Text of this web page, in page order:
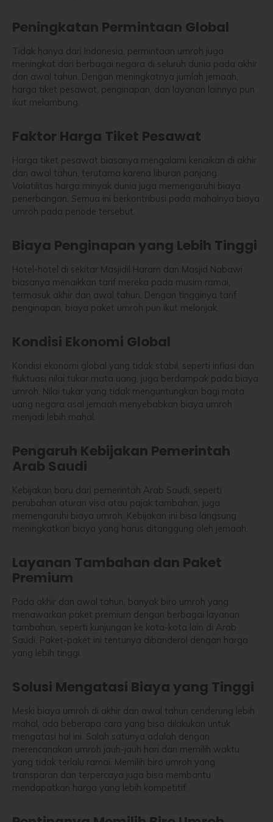
Peningkatan Permintaan Global
Tidak hanya dari Indonesia, permintaan umroh juga
meningkat dari berbagai negara di seluruh dunia pada akhir
dan awal tahun. Dengan meningkatnya jumlah jemaah,
harga tiket pesawat, penginapan, dan layanan lainnya pun
ikut melambung.
Faktor Harga Tiket Pesawat
Harga tiket pesawat biasanya mengalami kenaikan di akhir
dan awal tahun, terutama karena liburan panjang.
Volatilitas harga minyak dunia juga memengaruhi biaya
penerbangan. Semua ini berkontribusi pada mahalnya biaya
umroh pada periode tersebut.
Biaya Penginapan yang Lebih Tinggi
Hotel-hotel di sekitar Masjidil Haram dan Masjid Nabawi
biasanya menaikkan tarif mereka pada musim ramai,
termasuk akhir dan awal tahun. Dengan tingginya tarif
penginapan, biaya paket umroh pun ikut melonjak.
Kondisi Ekonomi Global
Kondisi ekonomi global yang tidak stabil, seperti inflasi dan
fluktuasi nilai tukar mata uang, juga berdampak pada biaya
umroh. Nilai tukar yang tidak menguntungkan bagi mata
uang negara asal jemaah menyebabkan biaya umroh
menjadi lebih mahal.
Pengaruh Kebijakan Pemerintah
Arab Saudi
Kebijakan baru dari pemerintah Arab Saudi, seperti
perubahan aturan visa atau pajak tambahan, juga
memengaruhi biaya umroh. Kebijakan ini bisa langsung
meningkatkan biaya yang harus ditanggung oleh jemaah.
Layanan Tambahan dan Paket
Premium
Pada akhir dan awal tahun, banyak biro umroh yang
menawarkan paket premium dengan berbagai layanan
tambahan, seperti kunjungan ke kota-kota lain di Arab
Saudi. Paket-paket ini tentunya dibanderol dengan harga
yang lebih tinggi.
Solusi Mengatasi Biaya yang Tinggi
Meski biaya umroh di akhir dan awal tahun cenderung lebih
mahal, ada beberapa cara yang bisa dilakukan untuk
mengatasi hal ini. Salah satunya adalah dengan
merencanakan umroh jauh-jauh hari dan memilih waktu
yang tidak terlalu ramai. Memilih biro umroh yang
transparan dan terpercaya juga bisa membantu
mendapatkan harga yang lebih kompetitif.